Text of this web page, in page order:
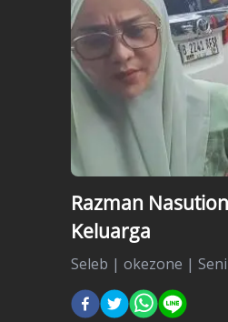
Razman
Keluarga
Seleb | okezone |